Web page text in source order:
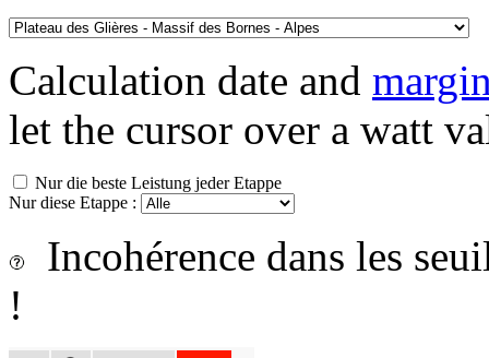
Calculation date and
let the cursor over a watt
Nur die beste Leistung jeder Etappe
Nur diese Etappe :
Incohérence dans les
!